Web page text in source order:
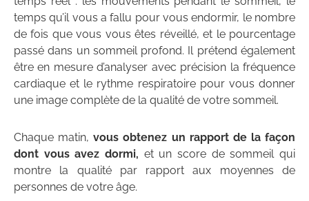
temps qu’il vous a fallu pour vous endormir, le nombre
de fois que vous vous êtes réveillé, et le pourcentage
passé dans un sommeil profond. Il prétend également
être en mesure d’analyser avec précision la fréquence
cardiaque et le rythme respiratoire pour vous donner
une image complète de la qualité de votre sommeil.
Chaque matin,vous obtenez un rapport de la façon
dont vous avez dormi, et un score de sommeil qui
montre la qualité par rapport aux moyennes de
personnes de votre âge.